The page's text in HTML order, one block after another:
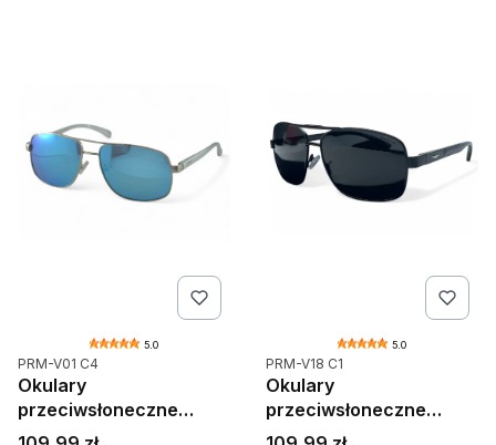
5.0
Kod produktu
PRM-V01 C4
Okulary
przeciwsłoneczne
męskie Aviator PRIUS
5.0
Kod produktu
PRM-V18 C1
Okulary
przeciwsłoneczne
męskie Navigator PRIUS